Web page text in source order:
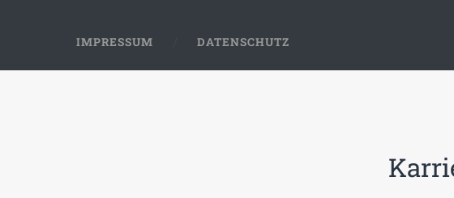
IMPRESSUM DATENSCHUTZ